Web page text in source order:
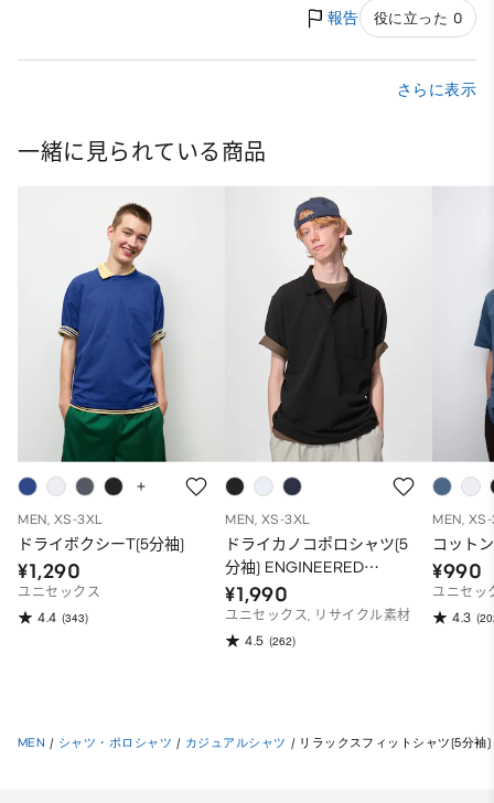
報告 役に立った 0
さらに表示
一緒に見られている商品
MEN, XS-3XL
ドライボクシーT(5分袖)
¥1,290
ユニセックス
4.4 (343)
MEN, XS-3XL
ドライカノコポロシャツ(5
分袖) ENGINEERED
GARMENTS
¥1,990
ユニセックス, リサイクル素材
4.5 (262)
MEN,
コット
¥990
ユニセッ
4.3
MEN / シャツ・ポロシャツ / カジュアルシャツ / リラックスフィットシャツ(5分